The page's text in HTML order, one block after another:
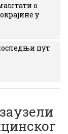
о
у
пут